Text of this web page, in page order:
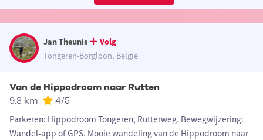
Jan Theunis
Volg
Tongeren-Borgloon, België
Van de Hippodroom naar Rutten
9.3 km 4/5
Parkeren: Hippodroom Tongeren, Rutterweg. Bewegwijzering:
Wandel-app of GPS. Mooie wandeling van de Hippodroom naar